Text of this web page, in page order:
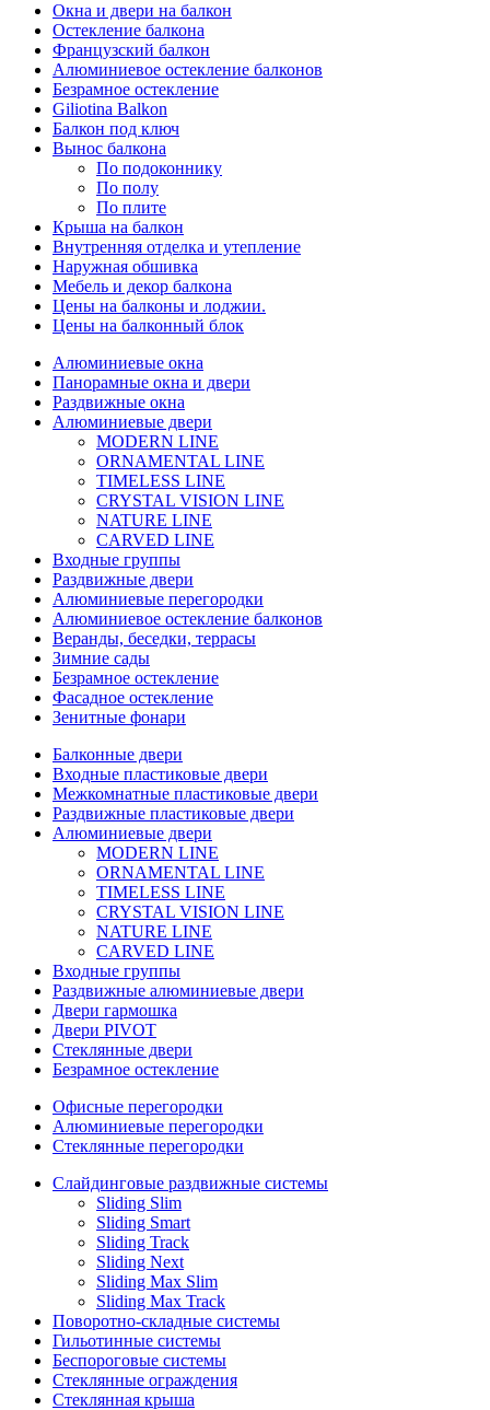
Окна и двери на балкон
Остекление балкона
Французский балкон
Алюминиевое остекление балконов
Безрамное остекление
Giliotina Balkon
Балкон под ключ
Вынос балкона
По подоконнику
По полу
По плите
Крыша на балкон
Внутренняя отделка и утепление
Наружная обшивка
Мебель и декор балкона
Цены на балконы и лоджии.
Цены на балконный блок
Алюминиевые окна
Панорамные окна и двери
Раздвижные окна
Алюминиевые двери
MODERN LINE
ORNAMENTAL LINE
TIMELESS LINE
CRYSTAL VISION LINE
NATURE LINE
CARVED LINE
Входные группы
Раздвижные двери
Алюминиевые перегородки
Алюминиевое остекление балконов
Веранды, беседки, террасы
Зимние сады
Безрамное остекление
Фасадное остекление
Зенитные фонари
Балконные двери
Входные пластиковые двери
Межкомнатные пластиковые двери
Раздвижные пластиковые двери
Алюминиевые двери
MODERN LINE
ORNAMENTAL LINE
TIMELESS LINE
CRYSTAL VISION LINE
NATURE LINE
CARVED LINE
Входные группы
Раздвижные алюминиевые двери
Двери гармошка
Двери PIVOT
Стеклянные двери
Безрамное остекление
Офисные перегородки
Алюминиевые перегородки
Стеклянные перегородки
Слайдинговые раздвижные системы
Sliding Slim
Sliding Smart
Sliding Track
Sliding Next
Sliding Max Slim
Sliding Max Track
Поворотно-складные системы
Гильотинные системы
Беспороговые системы
Стеклянные ограждения
Стеклянная крыша